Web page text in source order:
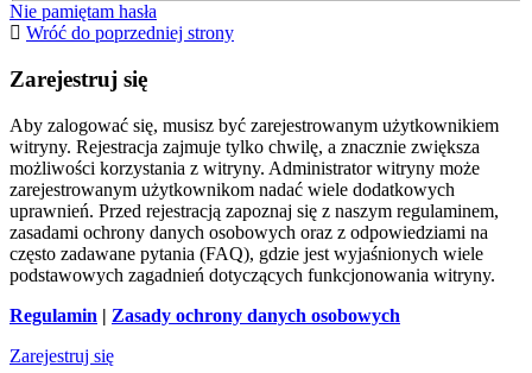
Nie pamiętam hasła
Wróć do poprzedniej strony
Zarejestruj się
Aby zalogować się, musisz być zarejestrowanym użytkownikiem
witryny. Rejestracja zajmuje tylko chwilę, a znacznie zwiększa
możliwości korzystania z witryny. Administrator witryny może
zarejestrowanym użytkownikom nadać wiele dodatkowych
uprawnień. Przed rejestracją zapoznaj się z naszym regulaminem,
zasadami ochrony danych osobowych oraz z odpowiedziami na
często zadawane pytania (FAQ), gdzie jest wyjaśnionych wiele
podstawowych zagadnień dotyczących funkcjonowania witryny.
Regulamin | Zasady ochrony danych osobowych
Zarejestruj się